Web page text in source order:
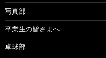
写真部
卒業生の皆さまへ
卓球部